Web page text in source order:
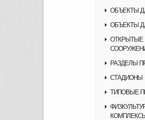
ОБЪЕКТЫ
ОБЪЕКТЫ
ОТКРЫТЫЕ
РАЗДЕЛЫ
СТАДИОНЫ
ТИПОВЫЕ
КОМПЛЕКСЫ